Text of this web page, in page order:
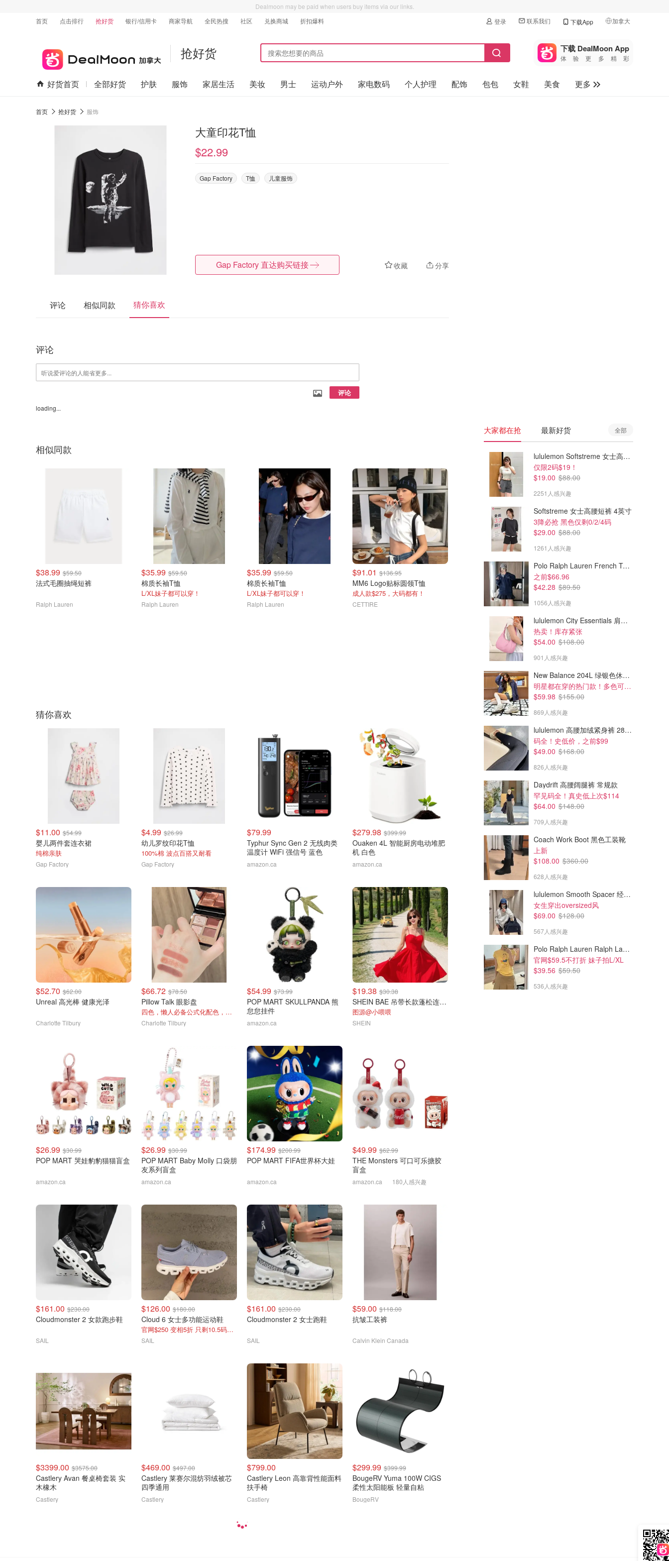
Dealmoon may be paid when users buy items via our links.
首页
点击排行 抢好货 银行/信用卡 商家导航 全民热搜 社区 兑换商城 折扣爆料 登录 联系我们 下载App 加拿大
🇺🇸
美国
🇨🇳中国
🇨🇦加拿大
抢好货 下载 DealMoon App
体验更多精彩
好货首页 全部好货 护肤 服饰 家居生活 美妆 男士 运动户外 家电数码 个人护理 配饰 包包 女鞋 美食
更多
首页 抢好货 服饰
大童印花T恤
$22.99
Gap Factory T恤 儿童服饰
收藏 分享
Gap Factory 直达购买链接
评论 相似同款 猜你喜欢
评论
评论
loading...
相似同款
$38.99 $59.50
法式毛圈抽绳短裤
Ralph Lauren
$35.99 $59.50
棉质长袖T恤
L/XL妹子都可以穿！
Ralph Lauren
$35.99 $59.50
棉质长袖T恤
L/XL妹子都可以穿！
Ralph Lauren
$91.01 $136.95
MM6 Logo贴标圆领T恤
成人款$275，大码都有！
CETTIRE
$520.77
MM6 日式单肩包
$259.70
Marni Ballet Flats 标志印花
粉色拖鞋！蕞大40码
CETTIRE
猜你喜欢
$11.00 $54.99
婴儿两件套连衣裙
纯棉亲肤
Gap Factory
$4.99 $26.99
幼儿罗纹印花T恤
100%棉 波点百搭又耐看
Gap Factory
$79.99
Typhur Sync Gen 2 无线肉类
温度计 WiFi 强信号 蓝色
amazon.ca
$279.98 $399.99
Ouaken 4L 智能厨房电动堆肥
机 白色
amazon.ca
$52.70 $62.00
Unreal 高光棒 健康光泽
Charlotte Tilbury
$66.72 $78.50
Pillow Talk 眼影盘
四色，懒人必备公式化配色，露思超爱！
Charlotte Tilbury
$54.99 $73.99
POP MART SKULLPANDA 熊
怠怠挂件
amazon.ca
$19.38 $30.38
SHEIN BAE 吊带长款蓬松连衣裙
图源@小喂喂
SHEIN
$26.99 $30.99
POP MART 哭娃豹豹猫猫盲盒
amazon.ca
$26.99 $30.99
POP MART Baby Molly 口袋朋
友系列盲盒
amazon.ca
$174.99 $200.99
POP MART FIFA世界杯大娃
amazon.ca
$49.99 $62.99
THE Monsters 可口可乐搪胶
盲盒
amazon.ca 180人感兴趣
$161.00 $230.00
Cloudmonster 2 女款跑步鞋
SAIL
$126.00 $180.00
Cloud 6 女士多功能运动鞋
官网$250 变相5折 只剩10.5码了！
SAIL
$161.00 $230.00
Cloudmonster 2 女士跑鞋
SAIL
$59.00 $118.00
抗皱工装裤
Calvin Klein Canada
$3399.00 $3575.00
Castlery Avan 餐桌椅套装 实
木橡木
Castlery
$469.00 $497.00
Castlery 莱赛尔混纺羽绒被芯
四季通用
Castlery
$799.00
Castlery Leon 高靠背性能面料
扶手椅
Castlery
$299.99 $399.99
BougeRV Yuma 100W CIGS
柔性太阳能板 轻量自粘
BougeRV
大家都在抢 最新好货 全部
lululemon Softstreme 女士高腰短裤 10cm
仅限2码$19！
$19.00 $88.00
2251人感兴趣
Softstreme 女士高腰短裤 4英寸
3降必抢 黑色仅剩0/2/4码
$29.00 $88.00
1261人感兴趣
Polo Ralph Lauren French Terry 女童连帽卫衣 7-16码
之前$66.96
$42.28 $89.50
1056人感兴趣
lululemon City Essentials 肩背包 4L
热卖！库存紧张
$54.00 $108.00
901人感兴趣
New Balance 204L 绿银色休闲鞋
明星都在穿的热门款！多色可选 3.8折
$59.98 $155.00
869人感兴趣
lululemon 高腰加绒紧身裤 28"≈71cm 5个口袋
码全！史低价，之前$99
$49.00 $168.00
826人感兴趣
Daydrift 高腰阔腿裤 常规款
罕见码全！真史低上次$114
$64.00 $148.00
709人感兴趣
Coach Work Boot 黑色工装靴
上新
$108.00 $360.00
628人感兴趣
lululemon Smooth Spacer 经典卫衣
女生穿出oversized风
$69.00 $128.00
567人感兴趣
Polo Ralph Lauren Ralph Lauren Polo Bear 女童棉T恤 染色 1件
官网$59.5不打折 妹子拍L/XL
$39.56 $59.50
536人感兴趣